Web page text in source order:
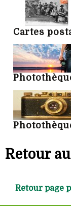
Cartes
Retour
Retour page